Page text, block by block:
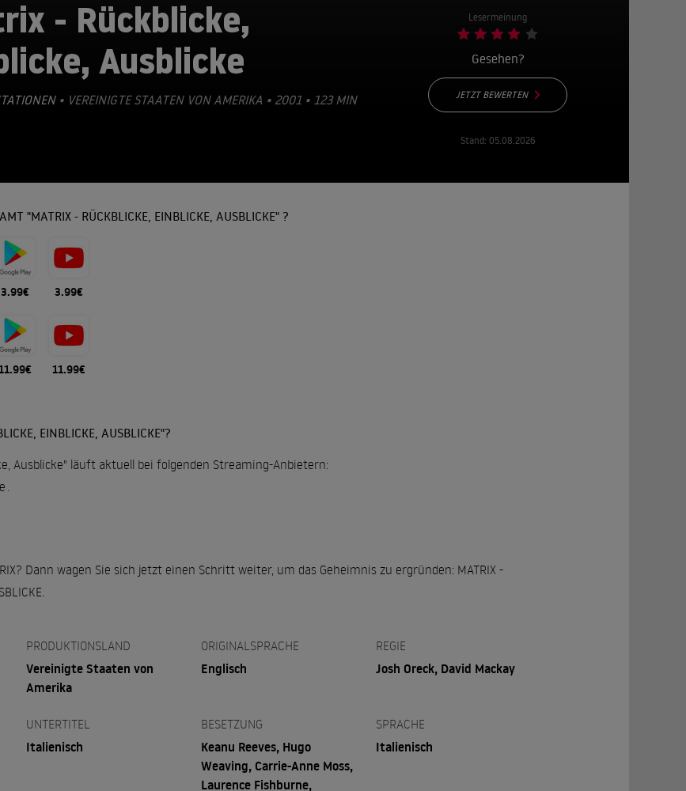
- Rückblicke,
Ausblicke
• VEREINIGTE STAATEN VON AMERIKA • 2001 • 123 MIN
Lesermeinung
Gesehen?
JETZT BEWERTEN
Stand: 05.08.2026
"MATRIX - RÜCKBLICKE, EINBLICKE, AUSBLICKE" ?
3.99€ 3.99€
11.99€
EINBLICKE, AUSBLICKE"?
Ausblicke" läuft aktuell bei folgenden Streaming-Anbietern:
.
Dann wagen Sie sich jetzt einen Schritt weiter, um das Geheimnis zu ergründen: MATRIX -
PRODUKTIONSLAND
Vereinigte Staaten von
Amerika
ORIGINALSPRACHE
Englisch
REGIE
Josh Oreck, David Mackay
UNTERTITEL
Italienisch
BESETZUNG
Keanu Reeves, Hugo
Weaving, Carrie-Anne Moss,
Laurence Fishburne,
SPRACHE
Italienisch